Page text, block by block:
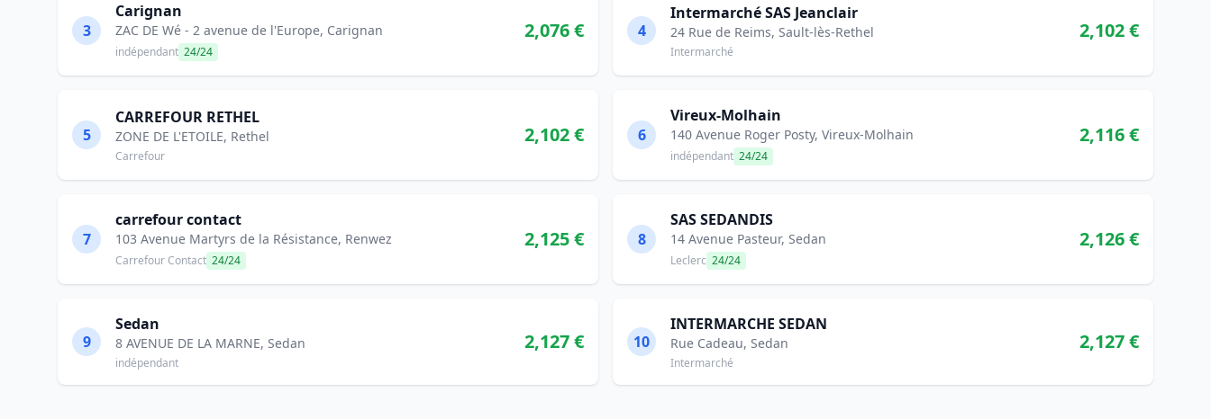
3
Carignan
ZAC DE Wé - 2 avenue de l'Europe, Carignan
indépendant 24/24
2,076 € 4
Intermarché SAS Jeanclair
24 Rue de Reims, Sault-lès-Rethel
Intermarché
2,102 €
5
CARREFOUR RETHEL
ZONE DE L'ETOILE, Rethel
Carrefour
2,102 € 6
Vireux-Molhain
140 Avenue Roger Posty, Vireux-Molhain
indépendant 24/24
2,116 €
7
carrefour contact
103 Avenue Martyrs de la Résistance, Renwez
Carrefour Contact 24/24
2,125 € 8
SAS SEDANDIS
14 Avenue Pasteur, Sedan
Leclerc 24/24
2,126 €
9
Sedan
8 AVENUE DE LA MARNE, Sedan
indépendant
2,127 € 10
INTERMARCHE SEDAN
Rue Cadeau, Sedan
Intermarché
2,127 €